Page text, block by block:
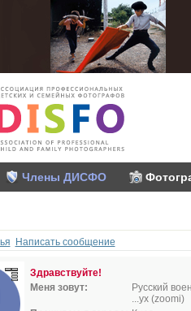
Члены ДИСФО
Написать сообщение
Здравствуйте!
Меня зовут:
Русcкий
...ух (zoomi)